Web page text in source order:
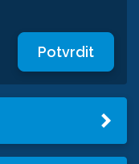
Potvrdit